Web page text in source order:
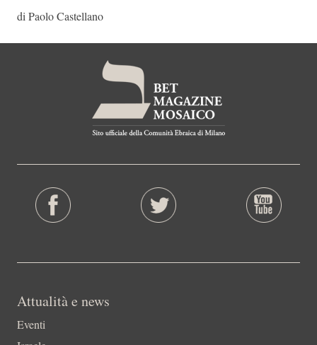
di Paolo Castellano
Attualità e news
Eventi